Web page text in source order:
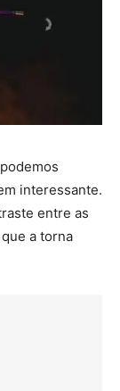
interessante.
entre as
a torna